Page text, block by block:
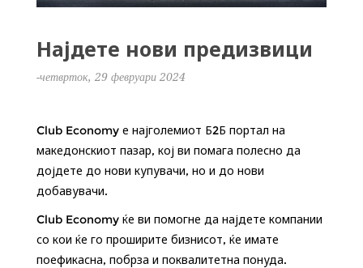
Најдете нови предизвици
-четврток, 29 февруари 2024
Club Economy е најголемиот Б2Б портал на
македонскиот пазар, кој ви помага полесно да
дојдете до нови купувачи, но и до нови
добавувачи.
Club Economy ќе ви помогне да најдете компании
со кои ќе го проширите бизнисот, ќе имате
поефикасна, побрза и поквалитетна понуда.